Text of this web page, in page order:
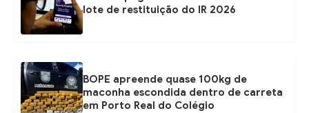
lote de restituição do IR 2026
BOPE apreende quase 100kg de
maconha escondida dentro de carreta
em Porto Real do Colégio